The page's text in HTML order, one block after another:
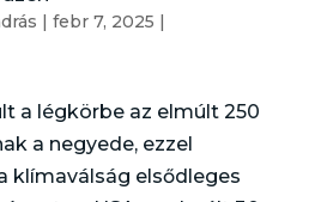
| febr 7, 2025 |
a légkörbe az elmúlt 250
a negyede, ezzel
klímaválság elsődleges